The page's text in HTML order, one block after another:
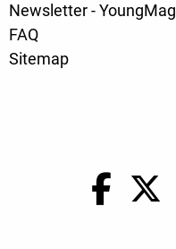
Newsletter - YoungMag
FAQ
Sitemap